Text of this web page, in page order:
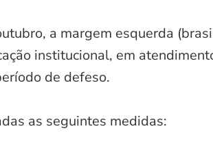
a margem esquerda
institucional, em
de defeso.
as seguintes medidas: